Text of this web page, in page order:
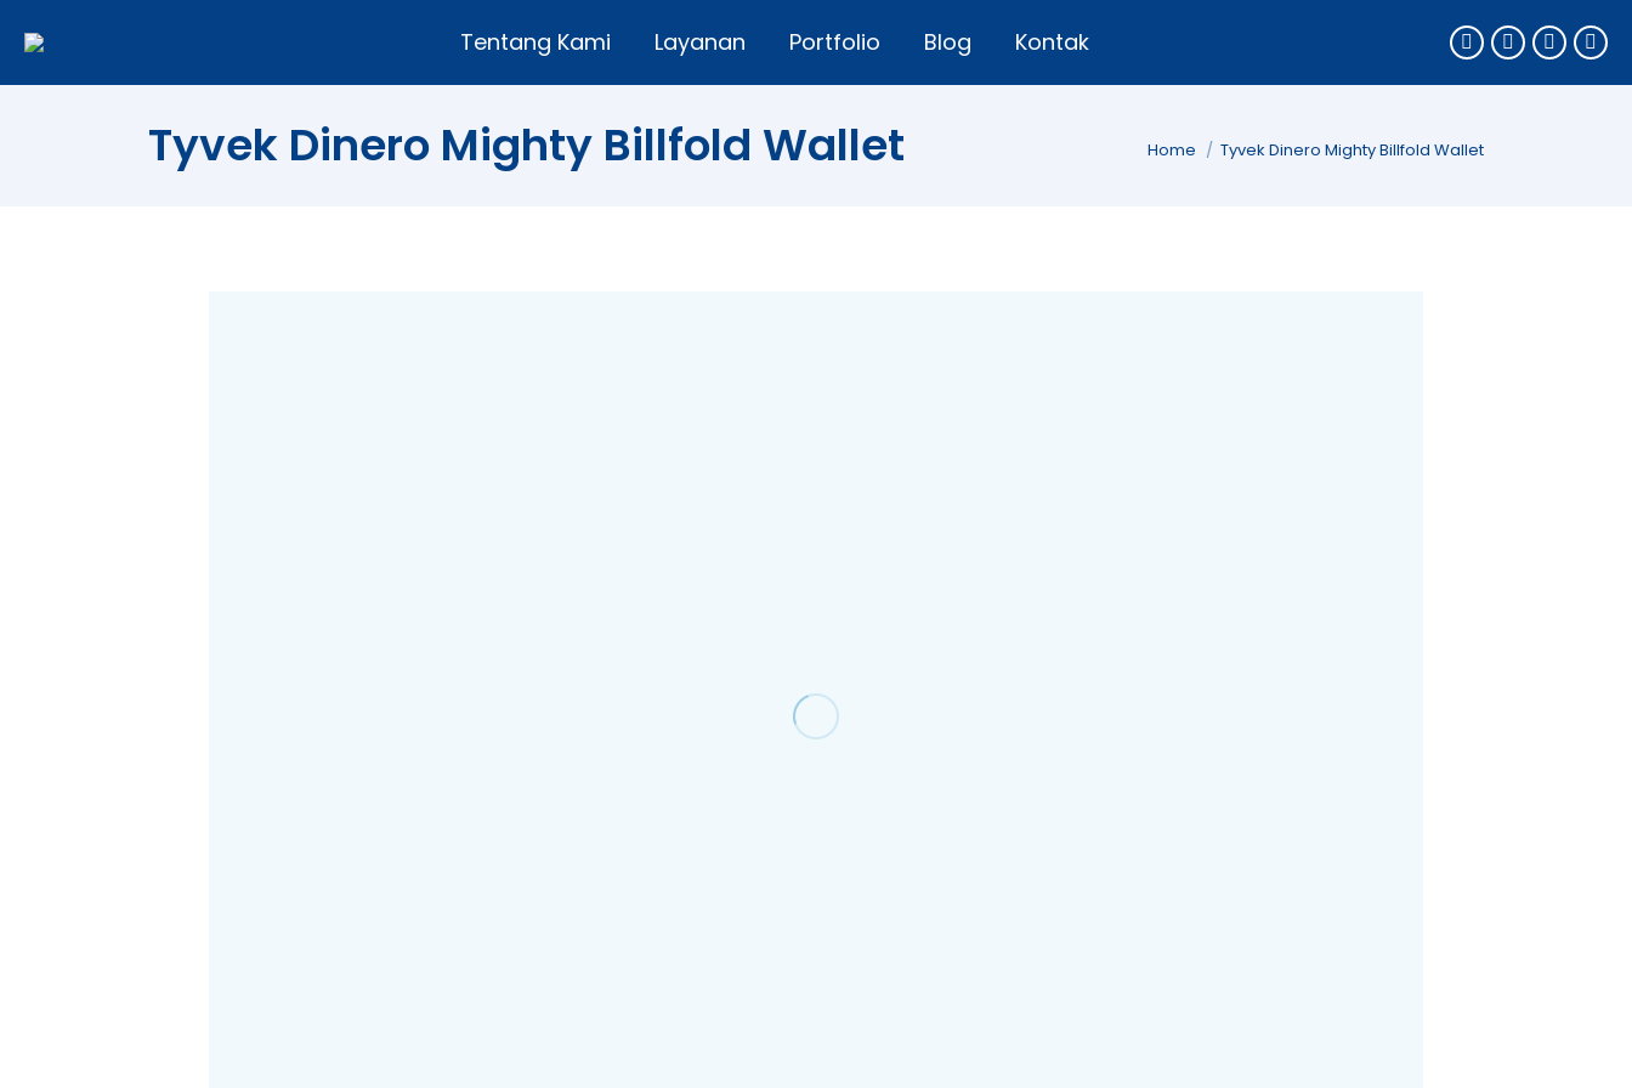
Tentang Kami Layanan Portfolio Blog Kontak
Tyvek Dinero Mighty Billfold Wallet You are here:
Home Tyvek Dinero Mighty Billfold Wallet